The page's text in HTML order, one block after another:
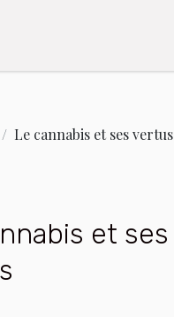
Le cannabis et ses vertus
et ses